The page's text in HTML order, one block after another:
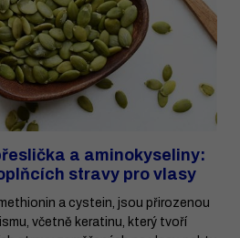
a aminokyseliny:
stravy pro vlasy
a cystein, jsou přirozenou
včetně keratinu, který tvoří